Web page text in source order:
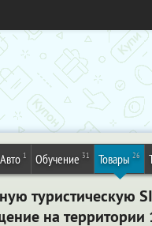
Авто 1 Обучение 31 Товары 26
туристическую
на